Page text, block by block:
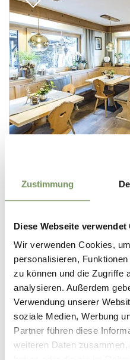
Zustimmung
Diese Webseite verwendet
Wir verwenden Cookies,
personalisieren,
zu können und die Zugriffe
analysieren. Außerdem
Verwendung unserer
soziale Medien, Werbung
Partner führen diese
weiteren Daten